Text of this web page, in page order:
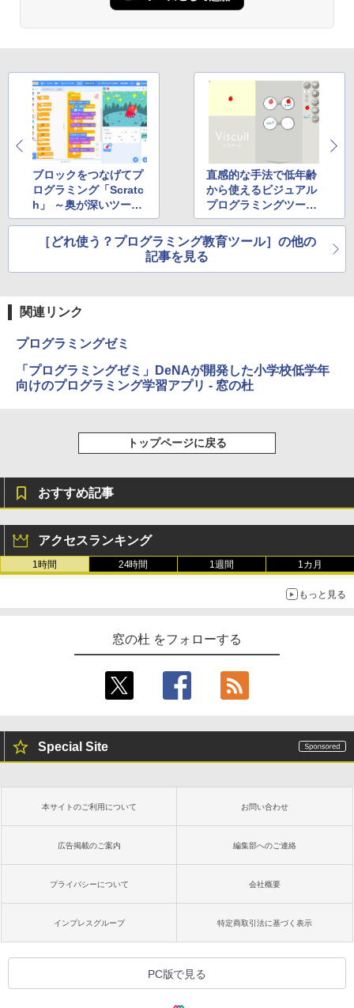
Amazon Kindle Paperwhite (16GB) 7イ
￥22,980
Amazon Kindle Colorsoft | 16GBストレ
ージ、防水、7インチカラーディスプレ
イ、色調調節ライト、最大8週間持続バッ
テリー、広告無し、ブラック (2025年発
売)
￥31,980
New Amazon Kindle Scribe Colorsoft |
11インチカラーディスプレイ、64GBスト
レージ、ノート機能搭載、明るさ自動調
ブロックをつなげてプ
ログラミング「Scratc
h」 ～奥が深いツール
はサンプルのマネから
始めよう
直感的な手法で低年齢
から使えるビジュアル
プログラミングツール
「Viscuit（ビスケッ
ト）」
［どれ使う？プログラミング教育ツール］の他の
記事を見る
関連リンク
プログラミングゼミ
「プログラミングゼミ」DeNAが開発した小学校低学年
向けのプログラミング学習アプリ - 窓の杜
トップページに戻る
おすすめ記事
アクセスランキング
1時間 24時間 1週間 1カ月
もっと見る
窓の杜 をフォローする
Special Site
本サイトのご利用について お問い合わせ
広告掲載のご案内 編集部へのご連絡
プライバシーについて 会社概要
インプレスグループ 特定商取引法に基づく表示
PC版で見る